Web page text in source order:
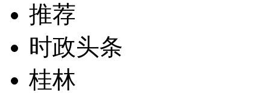
推荐
时政头条
桂林